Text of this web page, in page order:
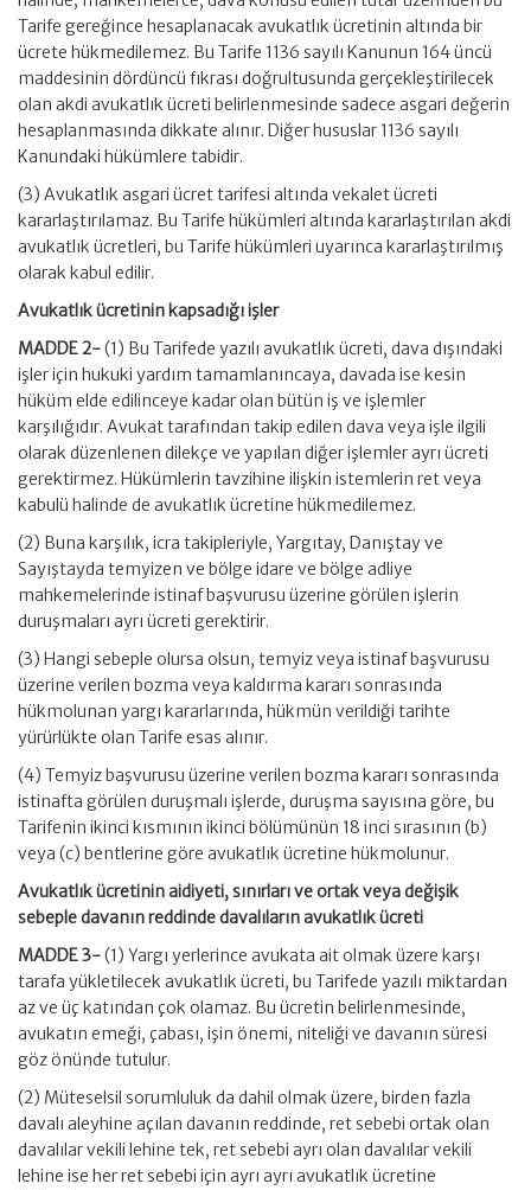
Tarife gereğince hesaplanacak avukatlık ücretinin altında bir
ücrete hükmedilemez. Bu Tarife 1136 sayılı Kanunun 164 üncü
maddesinin dördüncü fıkrası doğrultusunda gerçekleştirilecek
olan akdi avukatlık ücreti belirlenmesinde sadece asgari değerin
hesaplanmasında dikkate alınır. Diğer hususlar 1136 sayılı
Kanundaki hükümlere tabidir.
(3) Avukatlık asgari ücret tarifesi altında vekalet ücreti
kararlaştırılamaz. Bu Tarife hükümleri altında kararlaştırılan akdi
avukatlık ücretleri, bu Tarife hükümleri uyarınca kararlaştırılmış
olarak kabul edilir.
Avukatlık ücretinin kapsadığı işler
MADDE 2-(1) Bu Tarifede yazılı avukatlık ücreti, dava dışındaki
işler için hukuki yardım tamamlanıncaya, davada ise kesin
hüküm elde edilinceye kadar olan bütün iş ve işlemler
karşılığıdır. Avukat tarafından takip edilen dava veya işle ilgili
olarak düzenlenen dilekçe ve yapılan diğer işlemler ayrı ücreti
gerektirmez. Hükümlerin tavzihine ilişkin istemlerin ret veya
kabulü halinde de avukatlık ücretine hükmedilemez.
(2) Buna karşılık, icra takipleriyle, Yargıtay, Danıştay ve
Sayıştayda temyizen ve bölge idare ve bölge adliye
mahkemelerinde istinaf başvurusu üzerine görülen işlerin
duruşmaları ayrı ücreti gerektirir.
(3) Hangi sebeple olursa olsun, temyiz veya istinaf başvurusu
üzerine verilen bozma veya kaldırma kararı sonrasında
hükmolunan yargı kararlarında, hükmün verildiği tarihte
yürürlükte olan Tarife esas alınır.
(4) Temyiz başvurusu üzerine verilen bozma kararı sonrasında
istinafta görülen duruşmalı işlerde, duruşma sayısına göre, bu
Tarifenin ikinci kısmının ikinci bölümünün 18 inci sırasının (b)
veya (c) bentlerine göre avukatlık ücretine hükmolunur.
Avukatlık ücretinin aidiyeti, sınırları ve ortak veya değişik
sebeple davanın reddinde davalıların avukatlık ücreti
MADDE 3-(1) Yargı yerlerince avukata ait olmak üzere karşı
tarafa yükletilecek avukatlık ücreti, bu Tarifede yazılı miktardan
az ve üç katından çok olamaz. Bu ücretin belirlenmesinde,
avukatın emeği, çabası, işin önemi, niteliği ve davanın süresi
göz önünde tutulur.
(2) Müteselsil sorumluluk da dahil olmak üzere, birden fazla
davalı aleyhine açılan davanın reddinde, ret sebebi ortak olan
davalılar vekili lehine tek, ret sebebi ayrı olan davalılar vekili
lehine ise her ret sebebi için ayrı ayrı avukatlık ücretine